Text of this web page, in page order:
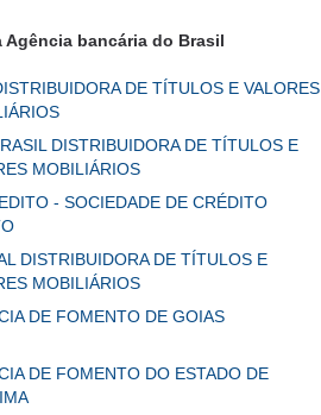
Agência bancária do Brasil
DE TÍTULOS E VALORES
DISTRIBUIDORA DE TÍTULOS E
MOBILIÁRIOS
- SOCIEDADE DE CRÉDITO
DISTRIBUIDORA DE TÍTULOS E
MOBILIÁRIOS
DE FOMENTO DE GOIAS
DE FOMENTO DO ESTADO DE